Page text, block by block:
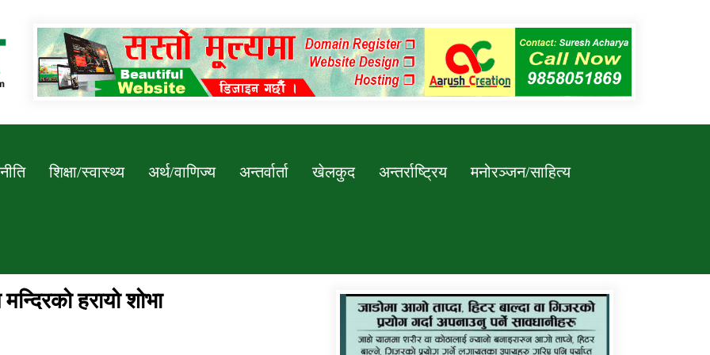
Newssarokar
शिक्षा/स्वास्थ्य अर्थ/वाणिज्य अन्तर्वार्ता खेलकुद अन्तर्राष्ट्रिय मनोरञ्जन/साहित्य
कर्णाली प्रविधि शिक्षालय जुम्लाको सुचना
हरायो शोभा